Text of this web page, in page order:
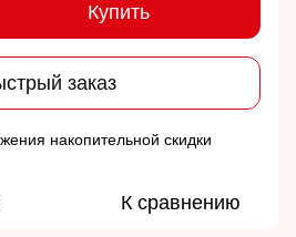
Купить
заказ
накопительной скидки
К сравнению